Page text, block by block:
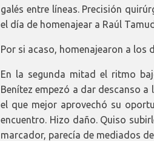
galés entre líneas. Precisión
el día de homenajear a Raúl
Por si acaso, homenajearon a los
En la segunda mitad el ritmo
Benítez empezó a dar descanso
el que mejor aprovechó su
encuentro. Hizo daño. Quiso
marcador, parecía de mediados